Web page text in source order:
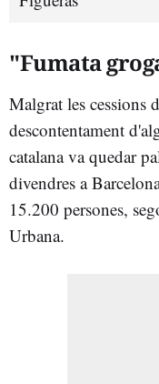
"Fumata
Malgrat les cessions
descontentament
catalana va quedar
divendres a
15.200 persones,
Urbana.